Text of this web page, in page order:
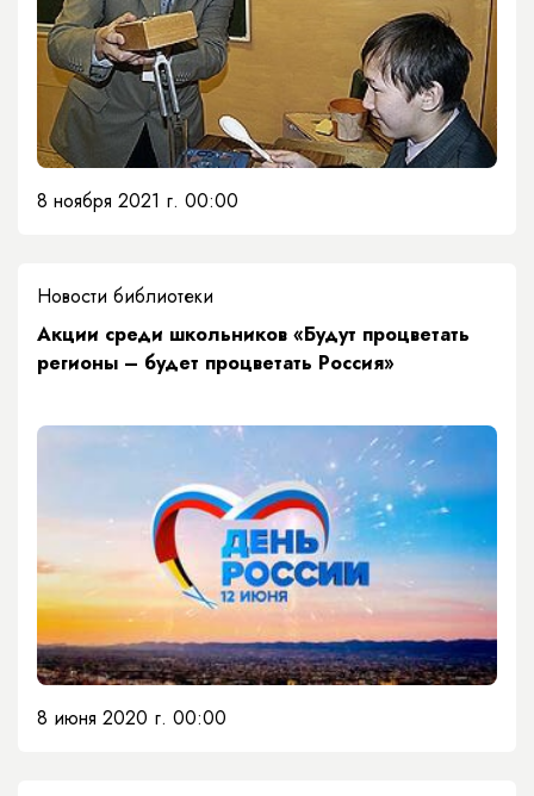
8 ноября 2021 г. 00:00
Новости библиотеки
Акции среди школьников «Будут процветать
регионы – будет процветать Россия»
8 июня 2020 г. 00:00